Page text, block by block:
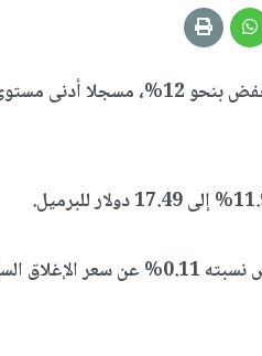
تواصل أسعار النفط الهبوط حيث انخفض بنحو 12%، مسجلا
.
فيما جرى تداول برميل مزيج "برنت" عند 27.79 دولار، بانخفاض نسبته